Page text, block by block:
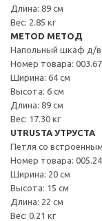
Длина: 89 см
Вес: 2.85 кг
METOD МЕТОД
Напольный шкаф д/
Номер товара:
Ширина: 64 см
Высота: 6 см
Длина: 89 см
Вес: 17.30 кг
UTRUSTA УТРУСТА
Петля со
Номер товара:
Ширина: 20 см
Высота: 15 см
Длина: 22 см
Вес: 0.21 кг